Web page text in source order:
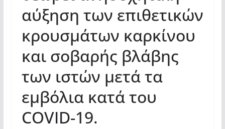
αύξηση των επιθετικών
κρουσμάτων καρκίνου
και σοβαρής βλάβης
των ιστών μετά τα
εμβόλια κατά του
COVID-19.